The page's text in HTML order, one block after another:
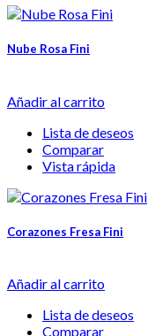
Nube Rosa Fini
Añadir al carrito
Lista de deseos
Comparar
Vista rápida
Corazones Fresa Fini
Añadir al carrito
Lista de deseos
Comparar